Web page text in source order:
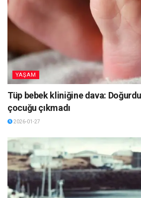
YAŞAM
Tüp bebek kliniğine dava:
çocuğu çıkmadı
2026-01-27